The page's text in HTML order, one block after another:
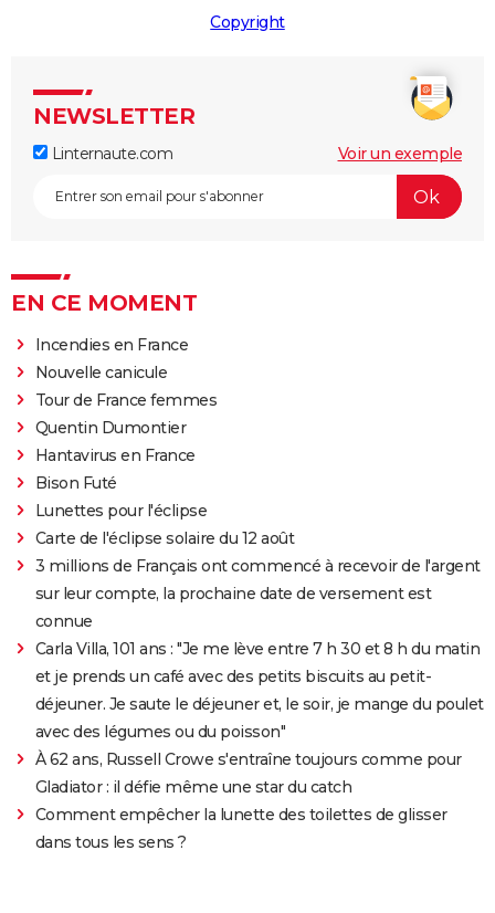
Copyright
NEWSLETTER
Linternaute.com Voir un exemple
EN CE MOMENT
Incendies en France
Nouvelle canicule
Tour de France femmes
Quentin Dumontier
Hantavirus en France
Bison Futé
Lunettes pour l'éclipse
Carte de l'éclipse solaire du 12 août
3 millions de Français ont commencé à recevoir de l'argent
sur leur compte, la prochaine date de versement est
connue
Carla Villa, 101 ans : "Je me lève entre 7 h 30 et 8 h du matin
et je prends un café avec des petits biscuits au petit-
déjeuner. Je saute le déjeuner et, le soir, je mange du poulet
avec des légumes ou du poisson"
À 62 ans, Russell Crowe s'entraîne toujours comme pour
Gladiator : il défie même une star du catch
Comment empêcher la lunette des toilettes de glisser
dans tous les sens ?